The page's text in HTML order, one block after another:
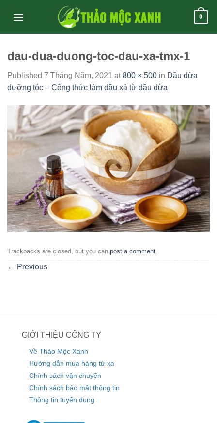
0
dau-dua-duong-toc-dau-xa-tmx-1
Published 7 Tháng Năm, 2021 at800 × 500 in Dầu dừa
dưỡng tóc – Công thức làm dầu xả từ dầu dừa
Trackbacks are closed, but you can post a comment
← Previous
GIỚI THIỆU CÔNG TY
Về Thảo Mộc Xanh
Hướng dẫn mua hàng từ xa
Chính sách vận chuyển
Chính sách bảo mật thông tin
Thông tin tuyển dụng